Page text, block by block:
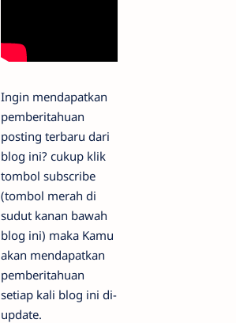
Ingin mendapatkan
pemberitahuan
posting terbaru dari
blog ini? cukup klik
tombol subscribe
(tombol merah di
sudut kanan bawah
blog ini) maka Kamu
akan mendapatkan
pemberitahuan
setiap kali blog ini di-
update.